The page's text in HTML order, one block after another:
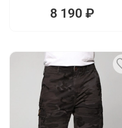
8 190 ₽